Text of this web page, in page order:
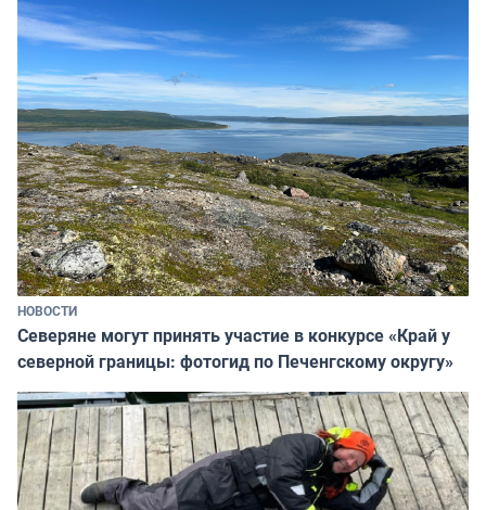
НОВОСТИ
Северяне могут принять участие в конкурсе «Край у
северной границы: фотогид по Печенгскому округу»